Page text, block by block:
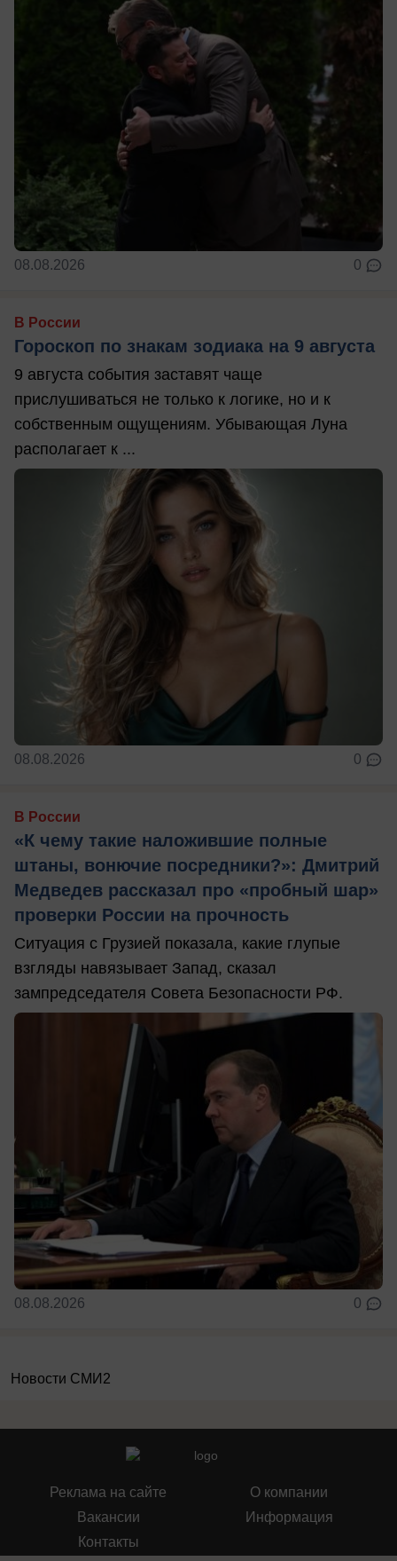
08.08.2026 0
В России
Гороскоп по знакам зодиака на 9 августа
9 августа события заставят чаще
прислушиваться не только к логике, но и к
собственным ощущениям. Убывающая Луна
располагает к ...
08.08.2026 0
В России
«К чему такие наложившие полные
штаны, вонючие посредники?»: Дмитрий
Медведев рассказал про «пробный шар»
проверки России на прочность
Ситуация с Грузией показала, какие глупые
взгляды навязывает Запад, сказал
зампредседателя Совета Безопасности РФ.
08.08.2026 0
Новости СМИ2
Реклама на сайте
Вакансии
Контакты
О компании
Информация